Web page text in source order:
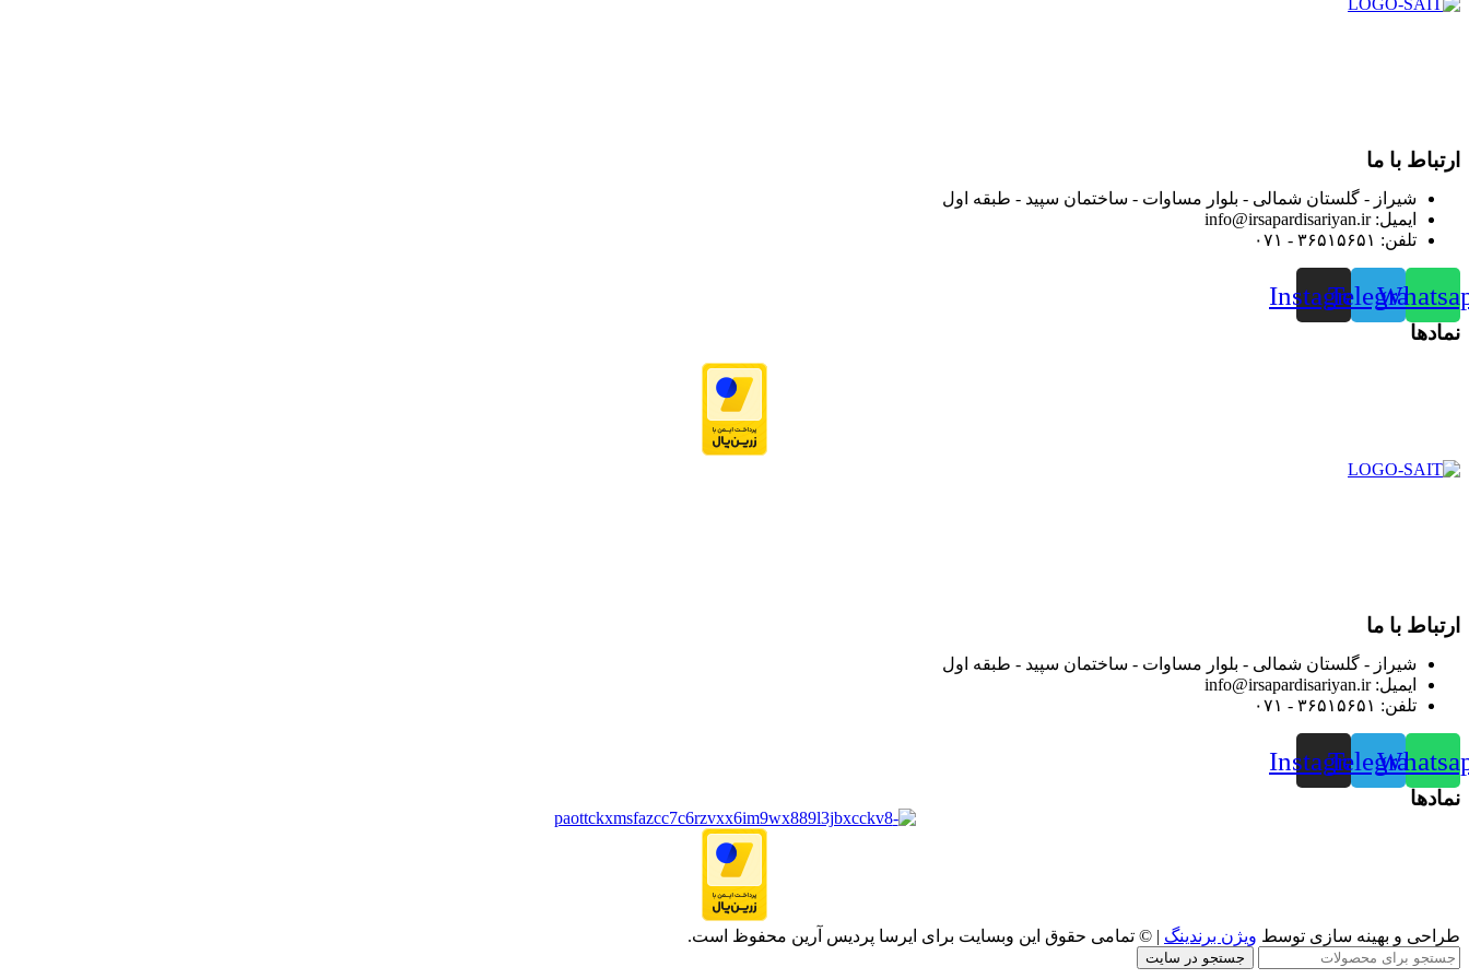
ارتباط با ما
شیراز - گلستان شمالی - بلوار مساوات - ساختمان سپید - طبقه اول
ایمیل: info@irsapardisariyan.ir
تلفن: ۳۶۵۱۵۶۵۱ - ۰۷۱
Telegram
Instagram
نمادها
ارتباط با ما
شیراز - گلستان شمالی - بلوار مساوات - ساختمان سپید - طبقه اول
ایمیل: info@irsapardisariyan.ir
تلفن: ۳۶۵۱۵۶۵۱ - ۰۷۱
Telegram
Instagram
نمادها
طراحی و بهینه سازی توسط ویژن برندینگ | © تمامی حقوق این وبسایت برای ایرسا پردیس آرین محفوظ است.
جستجو در سایت